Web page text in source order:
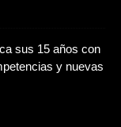
sus 15 años con
y nuevas